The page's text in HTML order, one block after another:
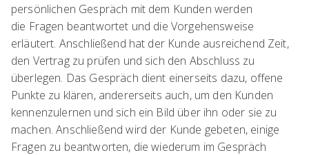
persönlichen Gespräch mit dem Kunden werden
die Fragen beantwortet und die Vorgehensweise
erläutert. Anschließend hat der Kunde ausreichend Zeit,
den Vertrag zu prüfen und sich den Abschluss zu
überlegen. Das Gespräch dient einerseits dazu, offene
Punkte zu klären, andererseits auch, um den Kunden
kennenzulernen und sich ein Bild über ihn oder sie zu
machen. Anschließend wird der Kunde gebeten, einige
Fragen zu beantworten, die wiederum im Gespräch